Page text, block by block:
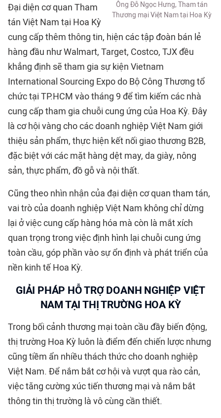
Ông Đỗ Ngọc Hưng, Tham tán
Thương mại Việt Nam tại Hoa Kỳ
Đại diện cơ quan Tham
tán Việt Nam tại Hoa Kỳ
cung cấp thêm thông tin, hiện các tập đoàn bán lẻ
hàng đầu như Walmart, Target, Costco, TJX đều
khẳng định sẽ tham gia sự kiện Vietnam
International Sourcing Expo do Bộ Công Thương tổ
chức tại TP.HCM vào tháng 9 để tìm kiếm các nhà
cung cấp tham gia chuỗi cung ứng của Hoa Kỳ. Đây
là cơ hội vàng cho các doanh nghiệp Việt Nam giới
thiệu sản phẩm, thực hiện kết nối giao thương B2B,
đặc biệt với các mặt hàng dệt may, da giày, nông
sản, thực phẩm, đồ gỗ và nội thất.
Cũng theo nhìn nhận của đại diện cơ quan tham tán,
vai trò của doanh nghiệp Việt Nam không chỉ dừng
lại ở việc cung cấp hàng hóa mà còn là mắt xích
quan trọng trong việc định hình lại chuỗi cung ứng
toàn cầu, góp phần vào sự ổn định và phát triển của
nền kinh tế Hoa Kỳ.
GIẢI PHÁP HỖ TRỢ DOANH NGHIỆP VIỆT
NAM TẠI THỊ TRƯỜNG HOA KỲ
Trong bối cảnh thương mại toàn cầu đầy biến động,
thị trường Hoa Kỳ luôn là điểm đến chiến lược nhưng
cũng tiềm ẩn nhiều thách thức cho doanh nghiệp
Việt Nam. Để nắm bắt cơ hội và vượt qua rào cản,
việc tăng cường xúc tiến thương mại và nắm bắt
thông tin thị trường là vô cùng cần thiết.